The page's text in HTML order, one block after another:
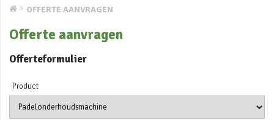
OFFERTE AANVRAGEN
Offerte aanvragen
Offerteformulier
Product